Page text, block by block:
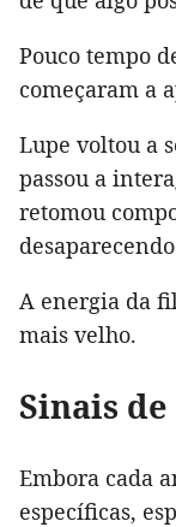
Pouco tempo
começaram a
Lupe voltou a
passou a
retomou
A energia da
mais velho.
Sinais
Embora cada
específicas,